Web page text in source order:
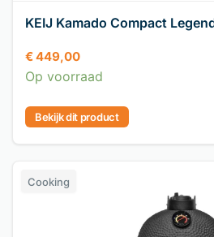
KEIJ Kamado Compact
€449,00
Op voorraad
Bekijk dit product
Cooking